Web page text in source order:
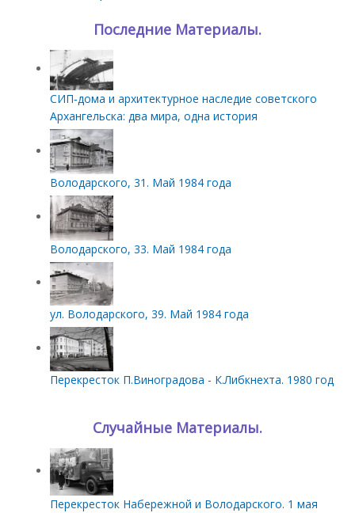
Последние Материалы.
СИП‑дома и архитектурное наследие советского
Архангельска: два мира, одна история
Володарского, 31. Май 1984 года
Володарского, 33. Май 1984 года
ул. Володарского, 39. Май 1984 года
Перекресток П.Виноградова - К.Либкнехта. 1980 год
Случайные Материалы.
Перекресток Набережной и Володарского. 1 мая